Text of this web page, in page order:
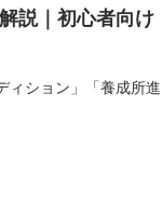
説｜初心者向け
ィション」「養成所進